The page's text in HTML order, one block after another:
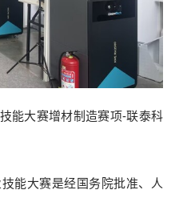
能大赛增材制造赛项-联泰科
能大赛是经国务院批准、人